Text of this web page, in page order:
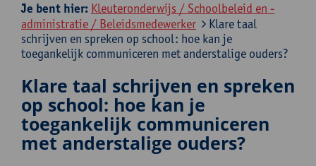
Je bent hier: Kleuteronderwijs / Schoolbeleid en -
administratie / Beleidsmedewerker
Klare taal
schrijven en spreken op school: hoe kan je
toegankelijk communiceren met anderstalige ouders?
Klare taal schrijven en spreken
op school: hoe kan je
toegankelijk communiceren
met anderstalige ouders?